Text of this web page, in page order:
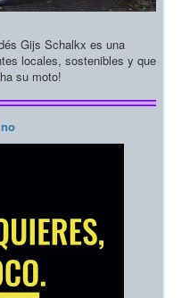
Gijs Schalkx es una
locales, sostenibles y que
su moto!